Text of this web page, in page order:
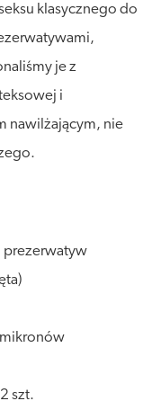
klasycznego do
je z
i
nawilżającym, nie
prezerwatyw
szt.